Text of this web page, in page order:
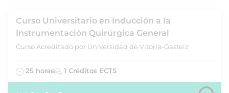
Curso Universitario en Inducción a la
Instrumentación Quirúrgica General
Curso Acreditado por Universidad de Vitoria-Gasteiz
25 horas 1 Créditos ECTS